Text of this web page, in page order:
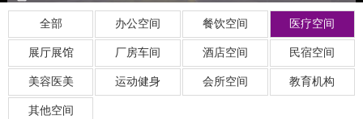
全部 办公空间 餐饮空间 医疗空间
展厅展馆 厂房车间 酒店空间 民宿空间
美容医美 运动健身 会所空间 教育机构
其他空间